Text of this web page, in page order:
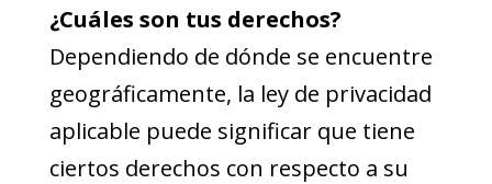
¿Cuáles son tus derechos?
Dependiendo de dónde se encuentre
geográficamente, la ley de privacidad
aplicable puede significar que tiene
ciertos derechos con respecto a su